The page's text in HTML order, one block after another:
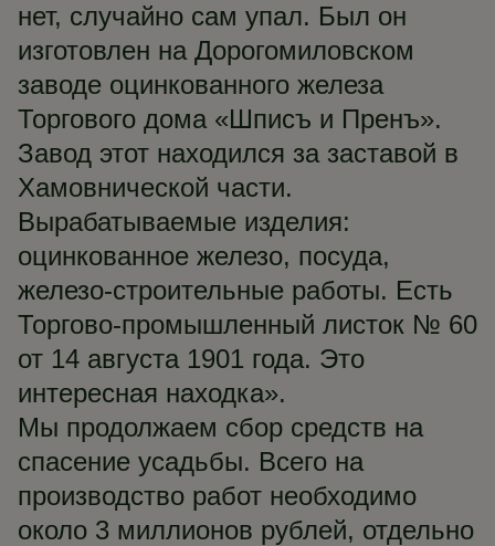
нет, случайно сам упал. Был он
изготовлен на Дорогомиловском
заводе оцинкованного железа
Торгового дома «Шписъ и Пренъ».
Завод этот находился за заставой в
Хамовнической части.
Вырабатываемые изделия:
оцинкованное железо, посуда,
железо-строительные работы. Есть
Торгово-промышленный листок № 60
от 14 августа 1901 года. Это
интересная находка».
Мы продолжаем сбор средств на
спасение усадьбы. Всего на
производство работ необходимо
около 3 миллионов рублей, отдельно